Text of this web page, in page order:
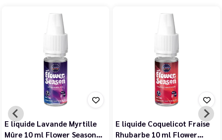
E liquide Lavande Myrtille
Mûre 10 ml Flower Season…
E liquide Coquelicot Fraise
Rhubarbe 10 ml Flower…